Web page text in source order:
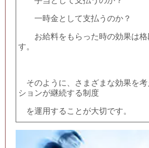
一時金として支払うのか？
お給料をもらった時の効果は格
す。
そのように、さまざまな効果を考
ションが継続する制度
を運用することが大切です。